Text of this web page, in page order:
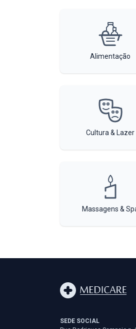
Alimentação
Cultura & Lazer
Massagens &
SEDE SOCIAL